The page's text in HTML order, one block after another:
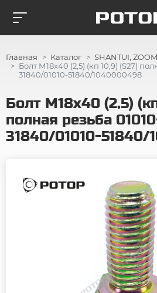
Главная Каталог
SHANTUI,
Болт М18х40 (2,5) (кп 10,9) (S27)
31840/01010-51840/1040000498
Болт М18х40 (2,5)
полная резьба
31840/01010-51840/